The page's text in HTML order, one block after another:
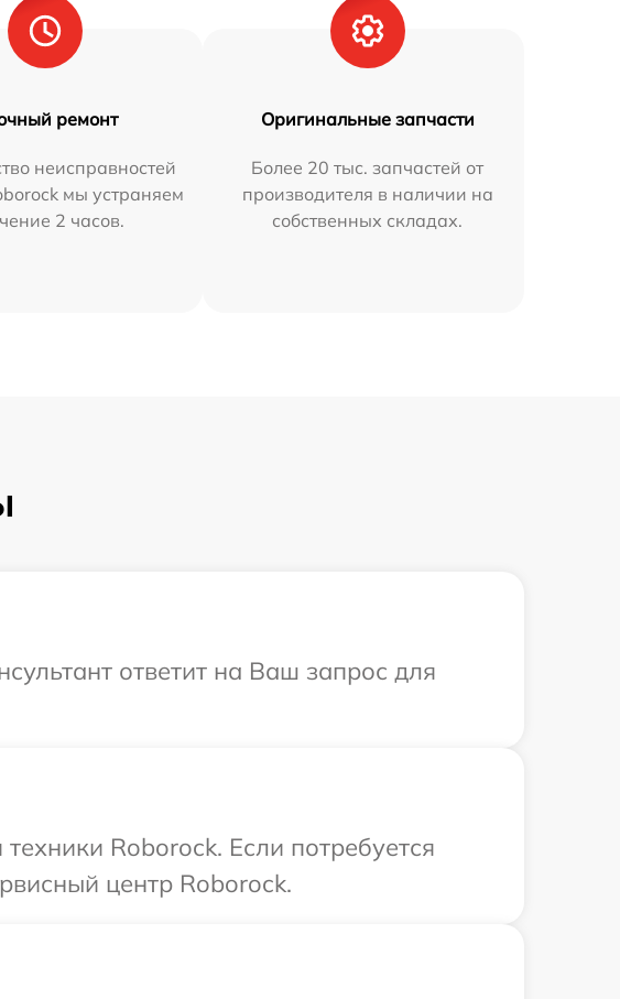
ремонт
неисправностей
мы устраняем
2 часов.
Оригинальные запчасти
Более 20 тыс. запчастей от
производителя в наличии на
собственных складах.
ответит на Ваш запрос для
Roborock. Если потребуется
центр Roborock.